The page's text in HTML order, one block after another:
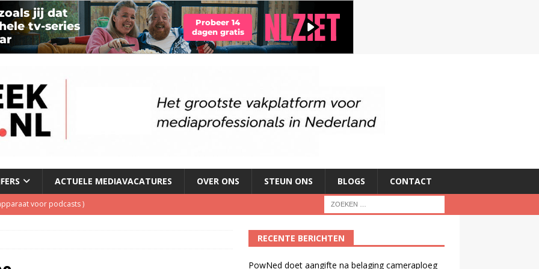
ACTUELE MEDIAVACATURES OVER ONS STEUN ONS BLOGS CONTACT
voor podcasts)
Nieuwsbrief
nieuwspodcast van Nederland
RECENTE BERICHTEN
PowNed doet aangifte na belaging cameraploeg